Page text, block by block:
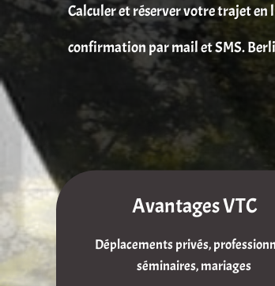
Calculer et réserver votre trajet
confirmation par mail et SMS.
Avantages VTC
Déplacements privés,
séminaires, mariages